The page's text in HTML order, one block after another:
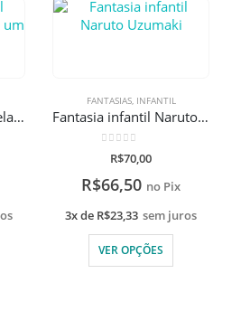
Fantasia infantil Isabela Cúmplices de um Resgate
FANTASIAS, INFANTIL
Fantasia infantil Naruto Uzumaki
de 5
R$70,00
R$66,50 no Pix
3x de R$23,33 sem juros
VER OPÇÕES